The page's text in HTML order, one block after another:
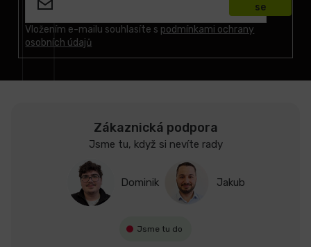
Vložením e-mailu souhlasíte s podmínkami ochrany
osobních údajů
se
Zákaznická podpora
Jsme tu, když si nevíte rady
Dominik Jakub
Jsme tu do